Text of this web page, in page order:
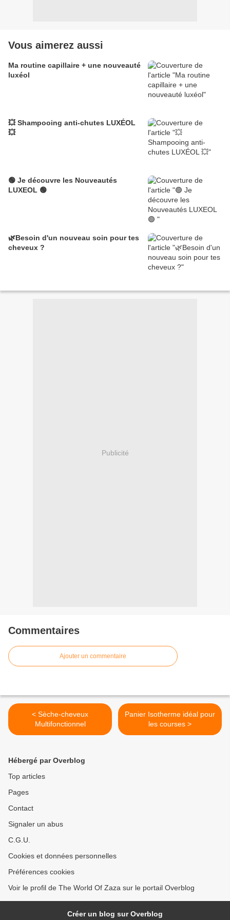
Vous aimerez aussi
Ma routine capillaire + une nouveauté
luxéol
💥 Shampooing anti-chutes LUXÉOL
💥
🟢 Je découvre les Nouveautés
LUXEOL 🟢
🌿Besoin d'un nouveau soin pour tes
cheveux ?
Publicité
Commentaires
Ajouter un commentaire
< Sèche-cheveux
Multifonctionnel
Panier Isotherme idéal pour
les courses >
Hébergé par Overblog
Top articles
Pages
Contact
Signaler un abus
C.G.U.
Cookies et données personnelles
Préférences cookies
Voir le profil de The World Of Zaza sur le portail Overblog
Créer un blog sur Overblog